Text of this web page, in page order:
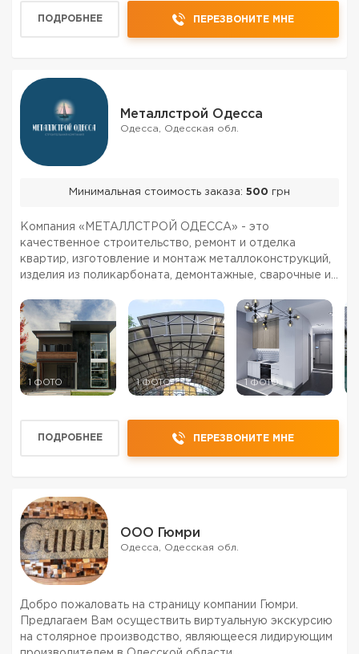
ПОДРОБНЕЕ ПЕРЕЗВОНИТЕ МНЕ
Металлстрой Одесса
Одесса, Одесская обл.
Минимальная стоимость заказа: 500 грн
Компания «МЕТАЛЛСТРОЙ ОДЕССА» - это
качественное строительство, ремонт и отделка
квартир, изготовление и монтаж металлоконструкций,
изделия из поликарбоната, демонтажные, сварочные и
индивидуальный подход, гарантия качества. На рынке
ремонтно-стро...
1 ФОТО 1 ФОТО 1 ФОТО
ПОДРОБНЕЕ ПЕРЕЗВОНИТЕ МНЕ
ООО Гюмри
Одесса, Одесская обл.
Добро пожаловать на страницу компании Гюмри.
Предлагаем Вам осуществить виртуальную экскурсию
на столярное производство, являющееся лидирующим